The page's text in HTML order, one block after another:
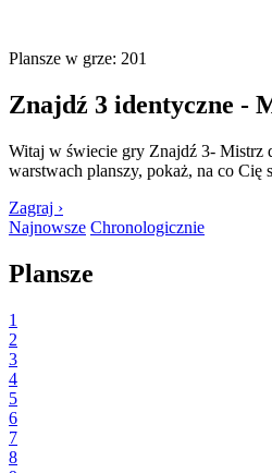
Plansze w grze: 201
Znajdź 3 identyczne -
Witaj w świecie gry Znajdź 3- Mistrz
warstwach planszy, pokaż, na co Cię
Zagraj ›
Najnowsze Chronologicznie
Plansze
1
2
3
4
5
6
7
8